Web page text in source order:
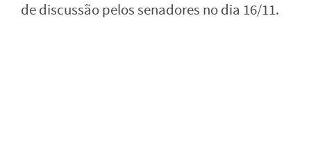
de discussão pelos senadores no dia 16/11.